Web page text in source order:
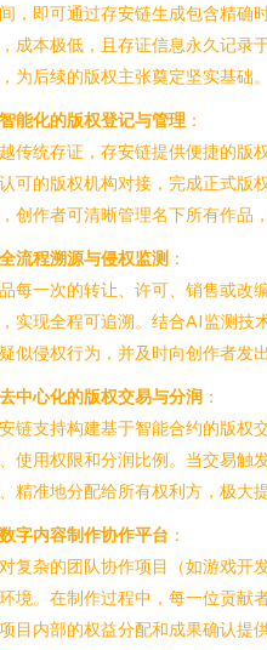
，即可通过存安链生成包含精确
成本极低，且存证信息永久记录
为后续的版权主张奠定坚实基础。
智能化的版权登记与管理 ：
传统存证，存安链提供便捷的版
可的版权机构对接，完成正式版
创作者可清晰管理名下所有作品
全流程溯源与侵权监测 ：
每一次的转让、许可、销售或改
实现全程可追溯。结合AI监测技
似侵权行为，并及时向创作者发
去中心化的版权交易与分润 ：
链支持构建基于智能合约的版权
使用权限和分润比例。当交易触
精准地分配给所有权利方，极大
数字内容制作协作平台 ：
复杂的团队协作项目（如游戏开
境。在制作过程中，每一位贡献
目内部的权益分配和成果确认提